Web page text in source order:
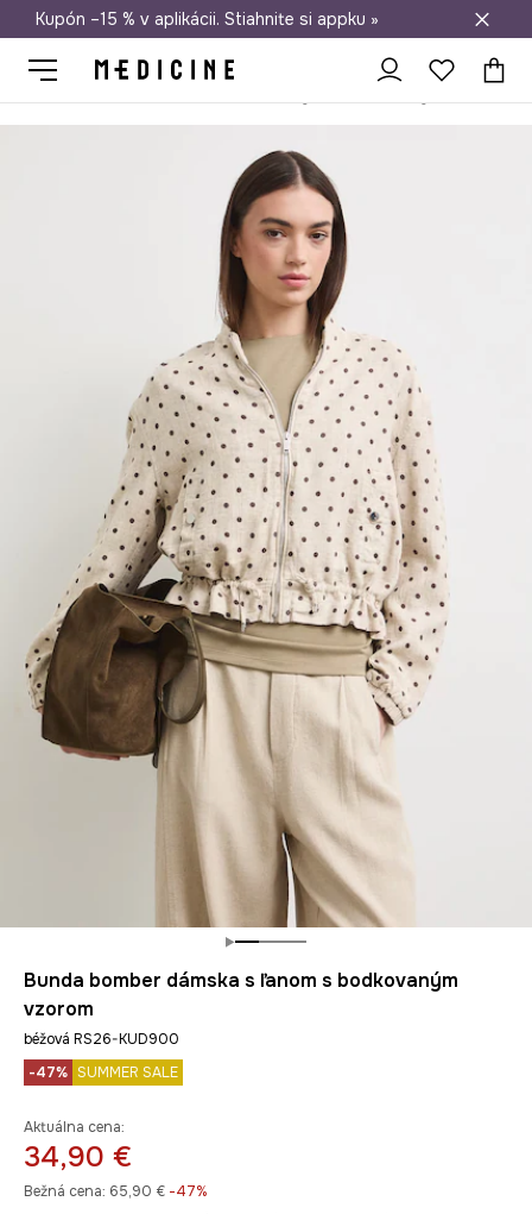
Doprava zadarmo od 50 €
Kupón –15 % v aplikácii. Stiahnite si appku »
Bunda bomber dámska s ľanom s bodkovaným
vzorom
béžová RS26-KUD900
-47% SUMMER SALE
Aktuálna cena:
34,90 €
Bežná cena: 65,90 € -47%